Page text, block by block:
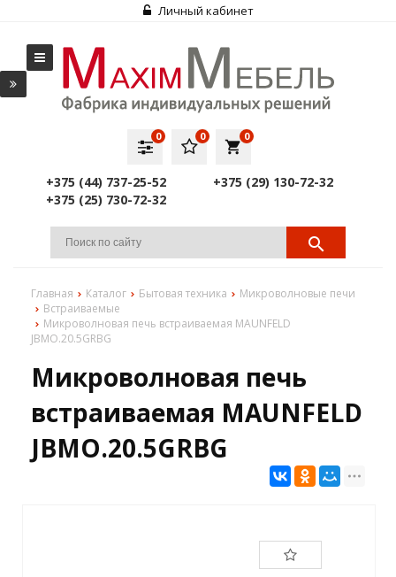
Личный кабинет
local_grocery_store
0
0
0
+375 (44) 737-25-52
+375 (29) 130-72-32
+375 (25) 730-72-32
Главная Каталог Бытовая техника
Микроволновые печи
Встраиваемые
Микроволновая печь встраиваемая MAUNFELD
JBMO.20.5GRBG
Микроволновая печь
встраиваемая MAUNFELD
JBMO.20.5GRBG